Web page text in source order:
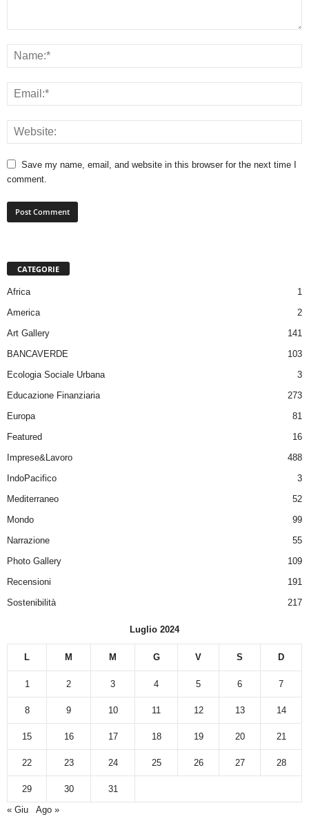
Save my name, email, and website in this browser for the next time I
comment.
CATEGORIE
Africa
1
America
2
Art Gallery
141
BANCAVERDE
103
Ecologia Sociale Urbana
3
Educazione Finanziaria
273
Europa
81
Featured
16
Imprese&Lavoro
488
IndoPacifico
3
Mediterraneo
52
Mondo
99
Narrazione
55
Photo Gallery
109
Recensioni
191
Sostenibilità
217
Luglio 2024
L M M G V S D
1 2 3 4 5 6 7
8 9 10 11 12 13 14
15 16 17 18 19 20 21
22 23 24 25 26 27 28
29 30
31
« Giu
Ago »